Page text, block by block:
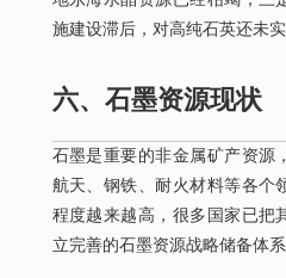
施建设滞后，对高纯石英还未实
六、石墨资源现状
石墨是重要的非金属矿产资源
航天、钢铁、耐火材料等各个
程度越来越高，很多国家已把
立完善的石墨资源战略储备体系